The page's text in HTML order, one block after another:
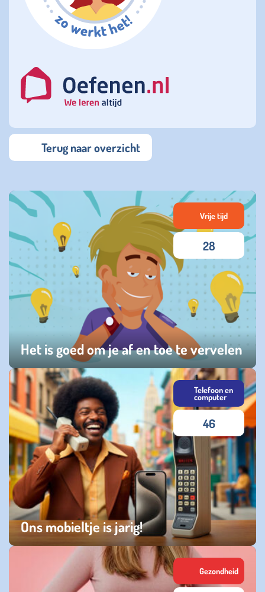
Terug naar overzicht
Het is goed om je af en toe te vervelen
maandag 06 juli 2026
Vrije tijd
28
Ons mobieltje is jarig!
vrijdag 10 april 2026
Telefoon en
computer
46
Gezondheid